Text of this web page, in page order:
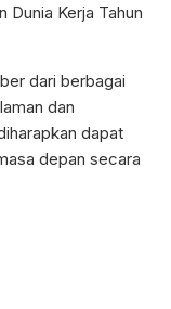
Dunia Kerja Tahun
dari berbagai
dan
dapat
depan secara